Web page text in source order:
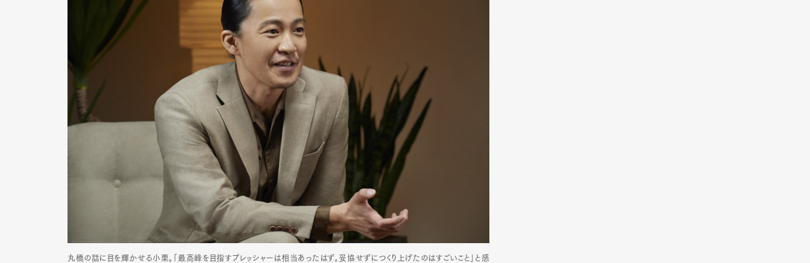
Gourmet
Pen Membership Magazine Official Columnist
Pen Meet Pen international
丸橋の話に目を輝かせる小栗。「最高峰を目指すプレッシャーは相当あったはず。妥協せずにつくり上げたのはすごいこと」と感